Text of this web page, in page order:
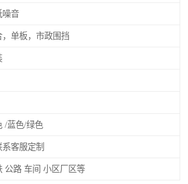
噪音
，单板，市政围挡
/蓝色/绿色
系客服定制
公路 车间 小区厂区等